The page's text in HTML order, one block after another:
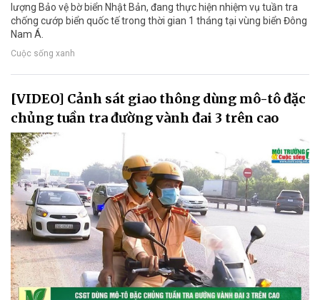
lượng Bảo vệ bờ biển Nhật Bản, đang thực hiện nhiệm vụ tuần tra
chống cướp biển quốc tế trong thời gian 1 tháng tại vùng biển Đông
Nam Á.
Cuộc sống xanh
[VIDEO] Cảnh sát giao thông dùng mô-tô đặc
chủng tuần tra đường vành đai 3 trên cao